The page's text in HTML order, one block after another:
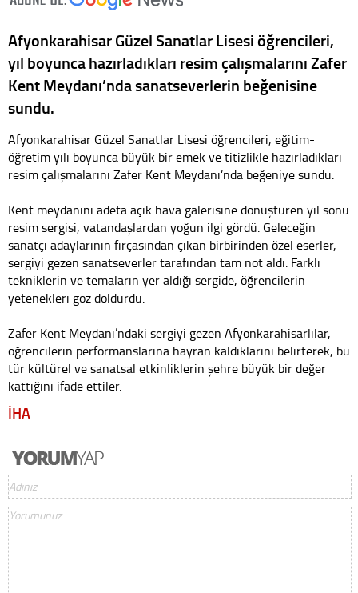
Afyonkarahisar Güzel Sanatlar Lisesi öğrencileri,
yıl boyunca hazırladıkları resim çalışmalarını Zafer
Kent Meydanı’nda sanatseverlerin beğenisine
sundu.
Afyonkarahisar Güzel Sanatlar Lisesi öğrencileri, eğitim-
öğretim yılı boyunca büyük bir emek ve titizlikle hazırladıkları
resim çalışmalarını Zafer Kent Meydanı’nda beğeniye sundu.
Kent meydanını adeta açık hava galerisine dönüştüren yıl sonu
resim sergisi, vatandaşlardan yoğun ilgi gördü. Geleceğin
sanatçı adaylarının fırçasından çıkan birbirinden özel eserler,
sergiyi gezen sanatseverler tarafından tam not aldı. Farklı
tekniklerin ve temaların yer aldığı sergide, öğrencilerin
yetenekleri göz doldurdu.
Zafer Kent Meydanı’ndaki sergiyi gezen Afyonkarahisarlılar,
öğrencilerin performanslarına hayran kaldıklarını belirterek, bu
tür kültürel ve sanatsal etkinliklerin şehre büyük bir değer
kattığını ifade ettiler.
İHA